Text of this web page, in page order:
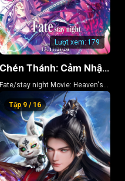
Lượt xem:179
Chén Thánh: Cảm Nhận Thiên Đường 3 – Khúc Xuân Ca
Fate/stay night Movie: Heaven's
Tập 9 / 16